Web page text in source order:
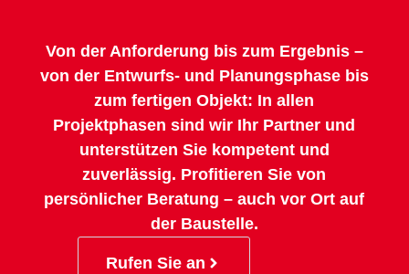
Von der Anforderung bis zum Ergebnis –
von der Entwurfs- und Planungsphase bis
zum fertigen Objekt: In allen
Projektphasen sind wir Ihr Partner und
unterstützen Sie kompetent und
zuverlässig. Profitieren Sie von
persönlicher Beratung – auch vor Ort auf
der Baustelle.
Rufen Sie an